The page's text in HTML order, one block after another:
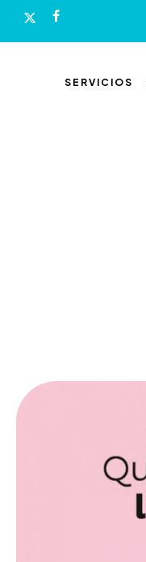
Skipx-
facebook
SERVICIOS